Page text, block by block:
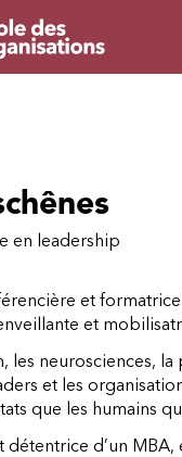
en leadership
et
et
les neurosciences,
et les
que les humains
d’un